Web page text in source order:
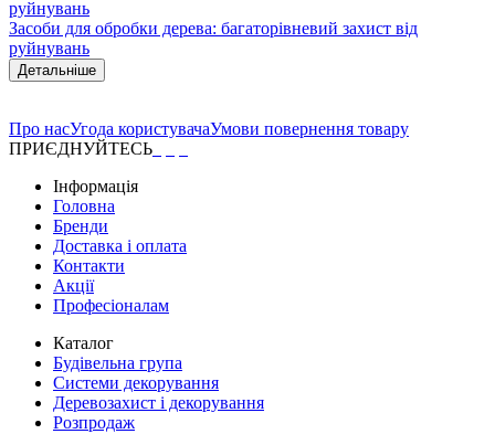
Засоби для обробки дерева: багаторівневий захист від
руйнувань
Детальніше
Про насУгода користувачаУмови повернення товару
ПРИЄДНУЙТЕСЬ
Інформація
Головна
Бренди
Доставка і оплата
Контакти
Акції
Професіоналам
Каталог
Будівельна група
Системи декорування
Деревозахист і декорування
Розпродаж